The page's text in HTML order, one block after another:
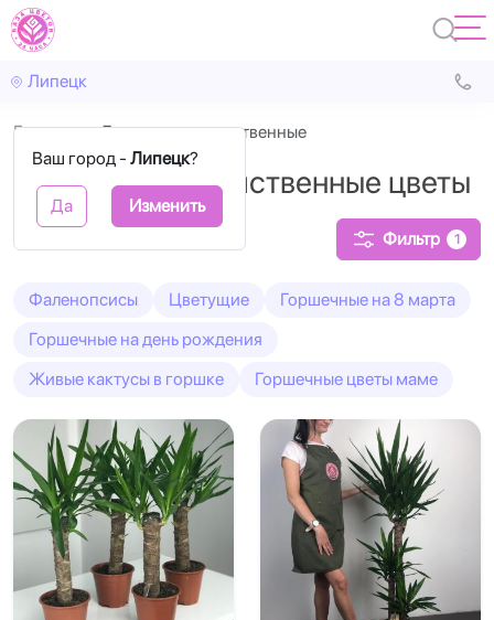
Липецк
Ваш город - Липецк?
Да Изменить
Главная Декоративно-лиственные
Декоративно-лиственные цветы
Фильтр 1
Фаленопсисы Цветущие
Горшечные на 8 марта
Горшечные на день рождения
Живые кактусы в горшке
Горшечные цветы маме